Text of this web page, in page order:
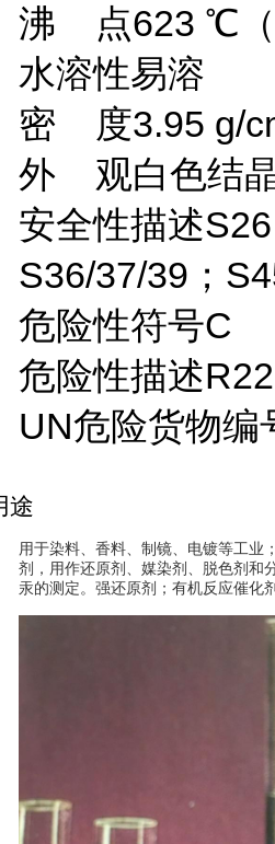
沸 点623 ℃
水溶性易溶
密 度3.95 g/
外 观白色结
安全性描述S26
S36/37/39；
危险性符号C
危险性描述
UN危险货物编
途
用于染料、香料、制镜、电镀等工业
剂，用作还原剂、媒染剂、脱色剂和
汞的测定。强还原剂；有机反应催化剂